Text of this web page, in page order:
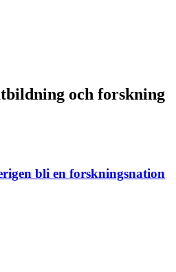
och forskning
bli en forskningsnation